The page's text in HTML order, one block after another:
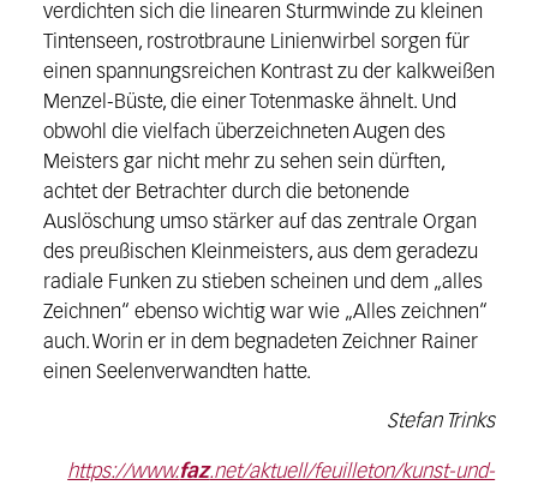
verdichten sich die linearen Sturmwinde zu kleinen
Tintenseen, rostrotbraune Linienwirbel sorgen für
einen spannungsreichen Kontrast zu der kalkweißen
Menzel-Büste, die einer Totenmaske ähnelt. Und
obwohl die vielfach überzeichneten Augen des
Meisters gar nicht mehr zu sehen sein dürften,
achtet der Betrachter durch die betonende
Auslöschung umso stärker auf das zentrale Organ
des preußischen Kleinmeisters, aus dem geradezu
radiale Funken zu stieben scheinen und dem „alles
Zeichnen“ ebenso wichtig war wie „Alles zeichnen“
auch. Worin er in dem begnadeten Zeichner Rainer
einen Seelenverwandten hatte.
Stefan Trinks
https://www.faz.net/aktuell/feuilleton/kunst-und-